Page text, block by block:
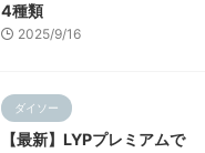
4種類
2025/9/16
ダイソー
【最新】LYPプレミアムで